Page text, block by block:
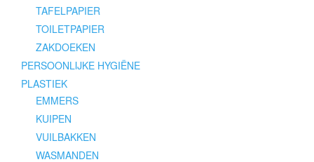
TAFELPAPIER
TOILETPAPIER
ZAKDOEKEN
PERSOONLIJKE HYGIËNE
PLASTIEK
EMMERS
KUIPEN
VUILBAKKEN
WASMANDEN